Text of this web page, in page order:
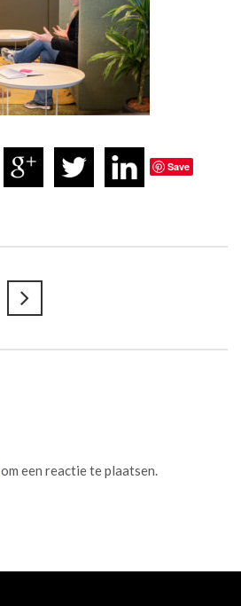
Save
om een reactie te plaatsen.